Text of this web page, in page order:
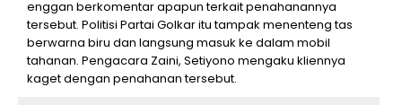
enggan berkomentar apapun terkait penahanannya
tersebut. Politisi Partai Golkar itu tampak menenteng tas
berwarna biru dan langsung masuk ke dalam mobil
tahanan. Pengacara Zaini, Setiyono mengaku kliennya
kaget dengan penahanan tersebut.